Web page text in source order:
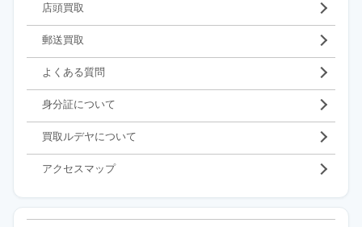
店頭買取
郵送買取
よくある質問
身分証について
買取ルデヤについて
アクセスマップ